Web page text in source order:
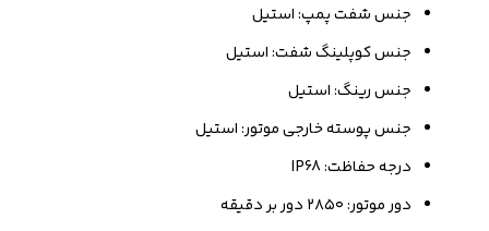
جنس شفت پمپ: استیل
جنس کوپلینگ شفت: استیل
جنس رینگ: استیل
جنس پوسته خارجی موتور: استیل
درجه حفاظت: IP68
دور موتور: ۲۸۵۰ دور بر دقیقه